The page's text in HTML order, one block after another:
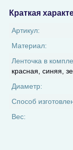
Краткая
Артикул:
Материал:
Ленточка в
красная, синяя,
Диаметр:
Способ
Вес: